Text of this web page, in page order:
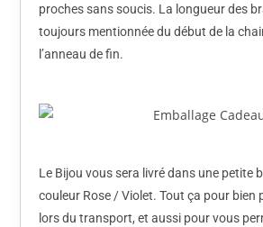
proches sans soucis. La longueur des
toujours mentionnée du début de la
l’anneau de fin.
Le Bijou vous sera livré dans une petite
couleur Rose / Violet. Tout ça pour bien
lors du transport, et aussi pour vous